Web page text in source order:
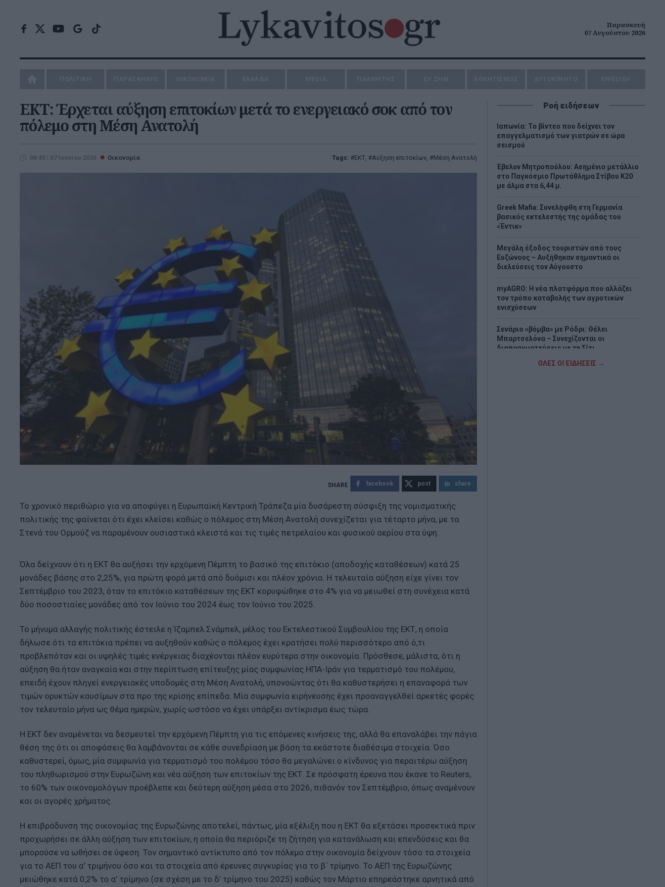
Παρασκευή
07 Αυγούστου 2026
ΕΚΤ: Έρχεται αύξηση επιτοκίων μετά το ενεργειακό σοκ από τον
πόλεμο στη Μέση Ανατολή
08:45 | 07 Ιουνίου 2026 Οικονομία Tags: ΕΚΤ, Αύξηση επιτοκίων, Μέση Ανατολή
facebook post share
Το χρονικό περιθώριο για να αποφύγει η Ευρωπαϊκή Κεντρική Τράπεζα μία δυσάρεστη σύσφιξη της νομισματικής
πολιτικής της φαίνεται ότι έχει κλείσει καθώς ο πόλεμος στη Μέση Ανατολή συνεχίζεται για τέταρτο μήνα, με τα
Στενά του Ορμούζ να παραμένουν ουσιαστικά κλειστά και τις τιμές πετρελαίου και φυσικού αερίου στα ύψη.
Όλα δείχνουν ότι η ΕΚΤ θα αυξήσει την ερχόμενη Πέμπτη το βασικό της επιτόκιο (αποδοχής καταθέσεων) κατά 25
μονάδες βάσης στο 2,25%, για πρώτη φορά μετά από δυόμισι και πλέον χρόνια. Η τελευταία αύξηση είχε γίνει τον
Σεπτέμβριο του 2023, όταν το επιτόκιο καταθέσεων της ΕΚΤ κορυφώθηκε στο 4% για να μειωθεί στη συνέχεια κατά
δύο ποσοστιαίες μονάδες από τον Ιούνιο του 2024 έως τον Ιούνιο του 2025.
Το μήνυμα αλλαγής πολιτικής έστειλε η Ίζαμπελ Σνάμπελ, μέλος του Εκτελεστικού Συμβουλίου της ΕΚΤ, η οποία
δήλωσε ότι τα επιτόκια πρέπει να αυξηθούν καθώς ο πόλεμος έχει κρατήσει πολύ περισσότερο από ό,τι
προβλεπόταν και οι υψηλές τιμές ενέργειας διαχέονται πλέον ευρύτερα στην οικονομία. Πρόσθεσε, μάλιστα, ότι η
αύξηση θα ήταν αναγκαία και στην περίπτωση επίτευξης μίας συμφωνίας ΗΠΑ-Ιράν για τερματισμό του πολέμου,
επειδή έχουν πληγεί ενεργειακές υποδομές στη Μέση Ανατολή, υπονοώντας ότι θα καθυστερήσει η επαναφορά των
τιμών ορυκτών καυσίμων στα προ της κρίσης επίπεδα. Μία συμφωνία ειρήνευσης έχει προαναγγελθεί αρκετές φορές
τον τελευταίο μήνα ως θέμα ημερών, χωρίς ωστόσο να έχει υπάρξει αντίκρισμα έως τώρα.
Η ΕΚΤ δεν αναμένεται να δεσμευτεί την ερχόμενη Πέμπτη για τις επόμενες κινήσεις της, αλλά θα επαναλάβει την πάγια
θέση της ότι οι αποφάσεις θα λαμβάνονται σε κάθε συνεδρίαση με βάση τα εκάστοτε διαθέσιμα στοιχεία. Όσο
καθυστερεί, όμως, μία συμφωνία για τερματισμό του πολέμου τόσο θα μεγαλώνει ο κίνδυνος για περαιτέρω αύξηση
του πληθωρισμού στην Ευρωζώνη και νέα αύξηση των επιτοκίων της ΕΚΤ. Σε πρόσφατη έρευνα που έκανε το Reuters,
το 60% των οικονομολόγων προέβλεπε και δεύτερη αύξηση μέσα στο 2026, πιθανόν τον Σεπτέμβριο, όπως αναμένουν
και οι αγορές χρήματος.
Η επιβράδυνση της οικονομίας της Ευρωζώνης αποτελεί, πάντως, μία εξέλιξη που η ΕΚΤ θα εξετάσει προσεκτικά πριν
προχωρήσει σε άλλη αύξηση των επιτοκίων, η οποία θα περιόριζε τη ζήτηση για κατανάλωση και επενδύσεις και θα
μπορούσε να ωθήσει σε ύφεση. Τον σημαντικό αντίκτυπο από τον πόλεμο στην οικονομία δείχνουν τόσο τα στοιχεία
για το ΑΕΠ του α’ τριμήνου όσο και τα στοιχεία από έρευνες συγκυρίας για το β΄ τρίμηνο. Το ΑΕΠ της Ευρωζώνης
μειώθηκε κατά 0,2% το α’ τρίμηνο (σε σχέση με το δ’ τρίμηνο του 2025) καθώς τον Μάρτιο επηρεάστηκε αρνητικά από
Ροή ειδήσεων
Ιαπωνία: Το βίντεο που δείχνει τον
επαγγελματισμό των γιατρών σε ώρα
σεισμού
Έβελυν Μητροπούλου: Ασημένιο μετάλλιο
στο Παγκόσμιο Πρωτάθλημα Στίβου Κ20
με άλμα στα 6,44 μ.
Greek Mafia: Συνελήφθη στη Γερμανία
βασικός εκτελεστής της ομάδας του
«Έντικ»
Μεγάλη έξοδος τουριστών από τους
Ευζώνους – Αυξήθηκαν σημαντικά οι
διελεύσεις τον Αύγουστο
myAGRO: Η νέα πλατφόρμα που αλλάζει
τον τρόπο καταβολής των αγροτικών
ενισχύσεων
Σενάριο «βόμβα» με Ρόδρι: Θέλει
Μπαρτσελόνα – Συνεχίζονται οι
διαπραγματεύσεις με τη Σίτι
ΟΛΕΣ ΟΙ ΕΙΔΗΣΕΙΣ →